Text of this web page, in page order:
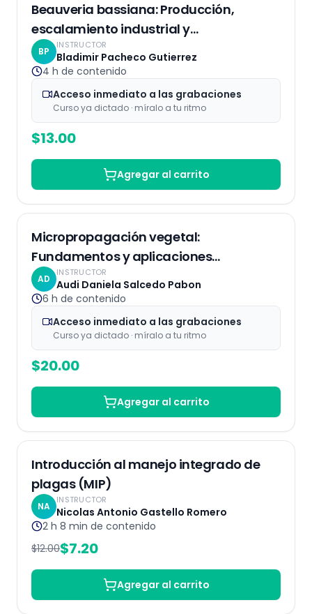
Beauveria bassiana: Producción,
escalamiento industrial y
comercialización
BP
INSTRUCTOR
Bladimir Pacheco Gutierrez
4 h de contenido
Acceso inmediato a las grabaciones
Curso ya dictado · míralo a tu ritmo
$13.00
Agregar al carrito
Micropropagación vegetal:
Fundamentos y aplicaciones
Biotecnológicas
AD
INSTRUCTOR
Audi Daniela Salcedo Pabon
6 h de contenido
Acceso inmediato a las grabaciones
Curso ya dictado · míralo a tu ritmo
$20.00
Agregar al carrito
40% OFF Grabado
Introducción al manejo integrado de
plagas (MIP)
NA
INSTRUCTOR
Nicolas Antonio Gastello Romero
2 h 8 min de contenido
$12.00$7.20
Agregar al carrito